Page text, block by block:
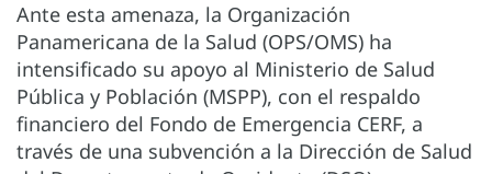
Ante esta amenaza, la Organización
Panamericana de la Salud (OPS/OMS) ha
intensificado su apoyo al Ministerio de Salud
Pública y Población (MSPP), con el respaldo
financiero del Fondo de Emergencia CERF, a
través de una subvención a la Dirección de Salud